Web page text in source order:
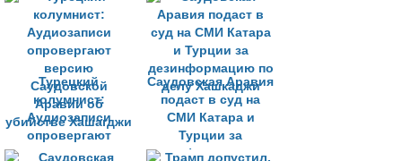
Хашагджи»
Турецкий
колумнист:
Аудиозаписи
опровергают
версию
Саудовская Аравия
подаст в суд на
СМИ Катара и
Турции за
дезинформацию по